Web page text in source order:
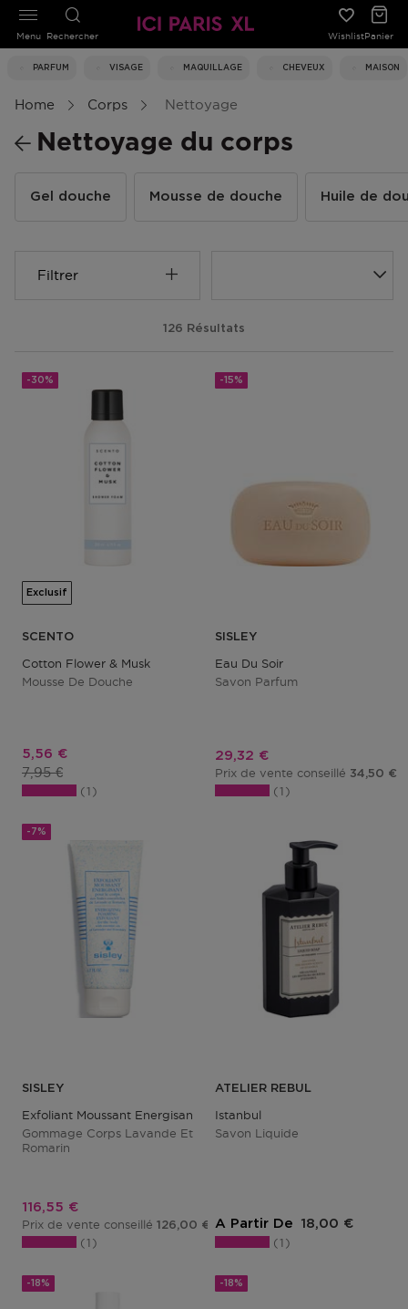
Rechercher WishlistPanier
PARFUM VISAGE MAQUILLAGE CHEVEUX MAISON
Menu
Home Corps Nettoyage
Nettoyage du corps
Gel douche Mousse de douche Huile de
Filtrer
126 Résultats
-30%
Exclusif
SCENTO
Cotton Flower & Musk
Mousse De Douche
Prix promotionnel
5,56 €
Prix du produit
7,95 €
1
-15%
SISLEY
Eau Du Soir
Savon Parfum
Prix promotionnel
29,32 €
Prix de vente conseillé 34,50 €
1
-7%
SISLEY
Exfoliant Moussant Energisant
Gommage Corps Lavande Et
Romarin
Prix promotionnel
116,55 €
Prix de vente conseillé 126,00 €
1
ATELIER REBUL
Istanbul
Savon Liquide
A Partir De 18,00 €
1
-18% -18%